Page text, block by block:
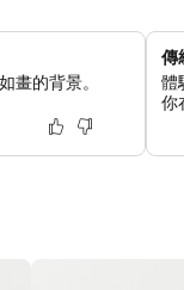
畫的背景。
傳
體
你